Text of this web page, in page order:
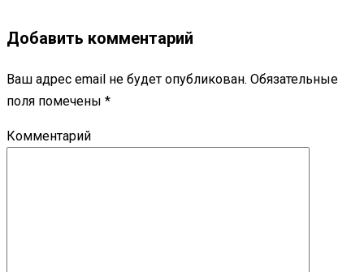
Добавить комментарий
Ваш адрес email не будет опубликован. Обязательные
поля помечены *
Комментарий